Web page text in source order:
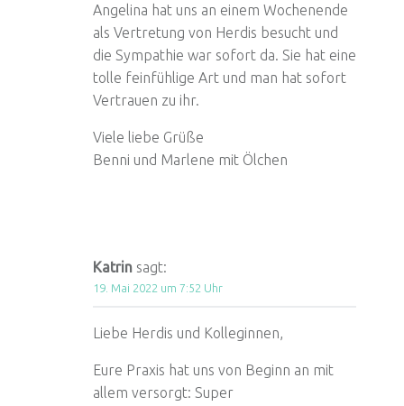
Angelina hat uns an einem Wochenende
als Vertretung von Herdis besucht und
die Sympathie war sofort da. Sie hat eine
tolle feinfühlige Art und man hat sofort
Vertrauen zu ihr.
Viele liebe Grüße
Benni und Marlene mit Ölchen
Katrin sagt:
19. Mai 2022 um 7:52 Uhr
Liebe Herdis und Kolleginnen,
Eure Praxis hat uns von Beginn an mit
allem versorgt: Super